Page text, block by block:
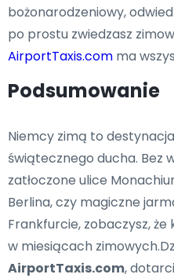
bożonarodzeniowy,
po prostu zwiedzasz
AirportTaxis.com ma
Podsumowanie
Niemcy zimą to
świątecznego ducha. Bez
zatłoczone ulice
Berlina, czy magiczne
Frankfurcie, zobaczysz,
w miesiącach
AirportTaxis.com,